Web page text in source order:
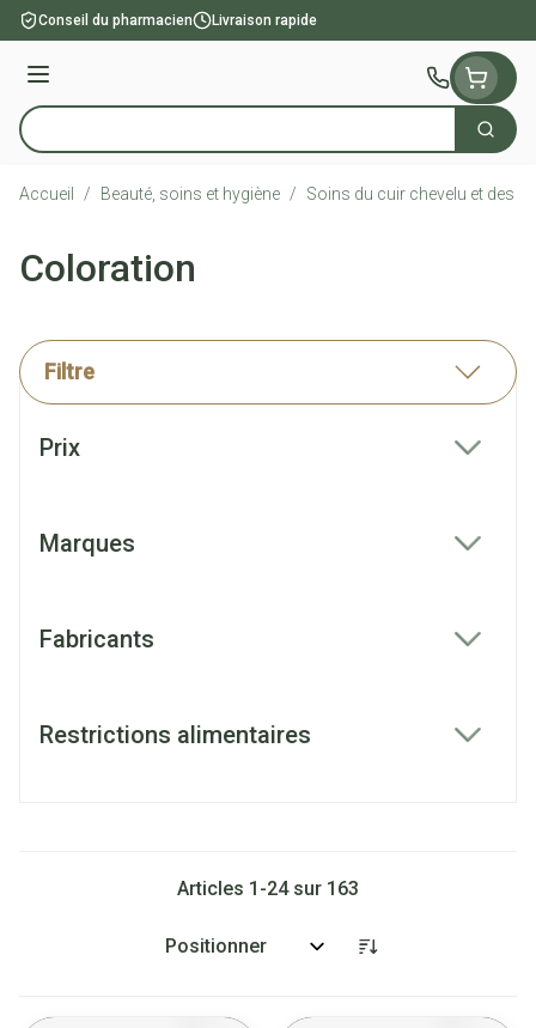
Aller au contenu
Conseil du pharmacien Livraison rapide
Menu
Rechercher
Accueil / Beauté, soins et hygiène / Soins du cuir chevelu et des
Coloration
Filtre
Prix
Marques
Fabricants
Restrictions alimentaires
Articles 1 -24sur 163
Trier par: